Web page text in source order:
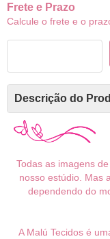
Frete e Prazo
Calcule o frete e o
Descrição do
Todas as imagens
nosso estúdio. Mas
dependendo do
A Malú Tecidos é